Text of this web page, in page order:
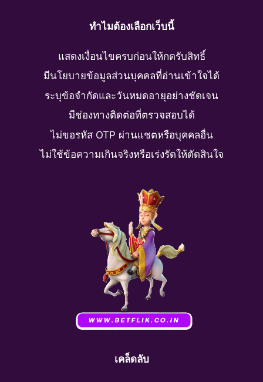
ทำไมต้องเลือกเว็บนี้
แสดงเงื่อนไขครบก่อนให้กดรับสิทธิ์
มีนโยบายข้อมูลส่วนบุคคลที่อ่านเข้าใจได้
ระบุข้อจำกัดและวันหมดอายุอย่างชัดเจน
มีช่องทางติดต่อที่ตรวจสอบได้
ไม่ขอรหัส OTP ผ่านแชตหรือบุคคลอื่น
ไม่ใช้ข้อความเกินจริงหรือเร่งรัดให้ตัดสินใจ
เคล็ดลับ